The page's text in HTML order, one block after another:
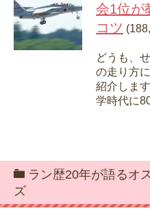
会1位が
コツ
どうも、
の走り方
紹介しま
学時代に
ラン歴20年が語るオ
ズ